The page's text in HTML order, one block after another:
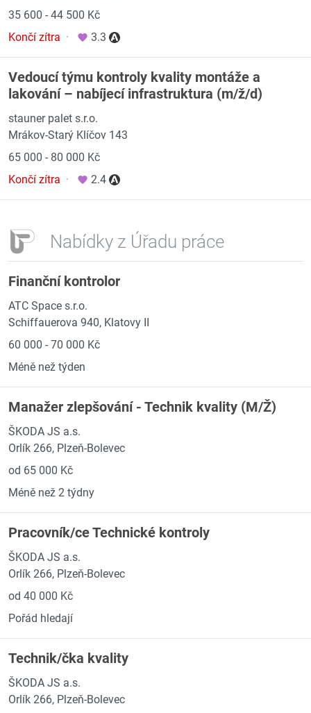
35 600 - 44 500 Kč
Končí zítra · 3.3
Vedoucí týmu kontroly kvality montáže a
lakování – nabíjecí infrastruktura (m/ž/d)
stauner palet s.r.o.
Mrákov-Starý Klíčov 143
65 000 - 80 000 Kč
Končí zítra · 2.4
Nabídky z Úřadu práce
Finanční kontrolor
ATC Space s.r.o.
Schiffauerova 940, Klatovy II
60 000 - 70 000 Kč
Méně než týden
Manažer zlepšování - Technik kvality (M/Ž)
ŠKODA JS a.s.
Orlík 266, Plzeň-Bolevec
od 65 000 Kč
Méně než 2 týdny
Pracovník/ce Technické kontroly
ŠKODA JS a.s.
Orlík 266, Plzeň-Bolevec
od 40 000 Kč
Pořád hledají
Technik/čka kvality
ŠKODA JS a.s.
Orlík 266, Plzeň-Bolevec